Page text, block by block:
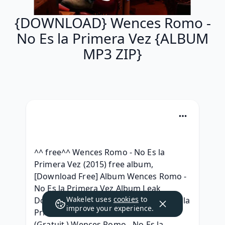
{DOWNLOAD} Wences Romo -
No Es la Primera Vez {ALBUM
MP3 ZIP}
^^ free^^ Wences Romo - No Es la
Primera Vez (2015) free album,
[Download Free] Album Wences Romo -
No Es la Primera Vez Album Leak
Download, { ZiP } Wences Romo No Es la
Primera Vez Download MP3 Album,
Wakelet uses cookies to
improve your experience.